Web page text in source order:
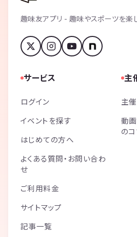
趣味友アプリ - 趣味やスポーツを楽し
サービス
ログイン
イベントを探す
はじめての方へ
よくある質問・お問い合わ
せ
ご利用料金
サイトマップ
記事一覧
主
主
動
の